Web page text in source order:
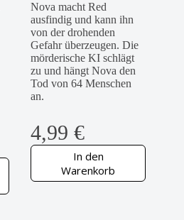
Nova macht Red
ausfindig und kann ihn
von der drohenden
Gefahr überzeugen. Die
mörderische KI schlägt
zu und hängt Nova den
Tod von 64 Menschen
an.
4,99€
In den
Warenkorb